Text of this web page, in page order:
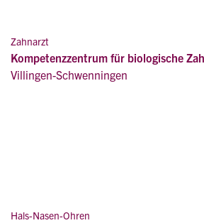
Zahnarzt
Kompetenzzentrum für biologische
Villingen-Schwenningen
Hals-Nasen-Ohren